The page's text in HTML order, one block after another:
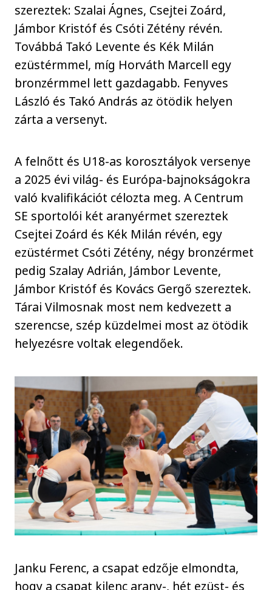
szereztek: Szalai Ágnes, Csejtei Zoárd,
Jámbor Kristóf és Csóti Zétény révén.
Továbbá Takó Levente és Kék Milán
ezüstérmmel, míg Horváth Marcell egy
bronzérmmel lett gazdagabb. Fenyves
László és Takó András az ötödik helyen
zárta a versenyt.
A felnőtt és U18-as korosztályok versenye
a 2025 évi világ- és Európa-bajnokságokra
való kvalifikációt célozta meg. A Centrum
SE sportolói két aranyérmet szereztek
Csejtei Zoárd és Kék Milán révén, egy
ezüstérmet Csóti Zétény, négy bronzérmet
pedig Szalay Adrián, Jámbor Levente,
Jámbor Kristóf és Kovács Gergő szereztek.
Tárai Vilmosnak most nem kedvezett a
szerencse, szép küzdelmei most az ötödik
helyezésre voltak elegendőek.
Janku Ferenc, a csapat edzője elmondta,
hogy a csapat kilenc arany-, hét ezüst- és